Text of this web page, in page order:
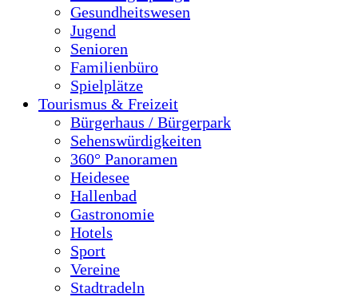
Gesundheitswesen
Jugend
Senioren
Familienbüro
Spielplätze
Tourismus & Freizeit
Bürgerhaus / Bürgerpark
Sehenswürdigkeiten
360° Panoramen
Heidesee
Hallenbad
Gastronomie
Hotels
Sport
Vereine
Stadtradeln